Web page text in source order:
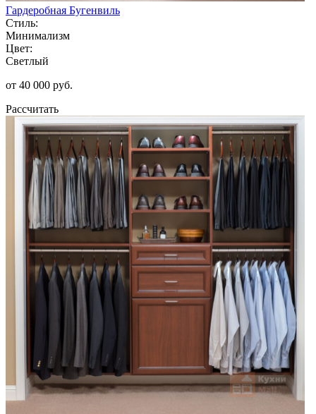
Гардеробная Бугенвиль
Стиль:
Минимализм
Цвет:
Светлый
от 40 000 руб.
Рассчитать